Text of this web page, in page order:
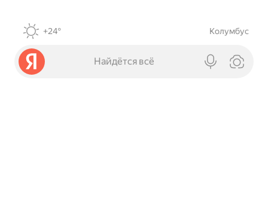
+24° Колумбус
Найдётся всё